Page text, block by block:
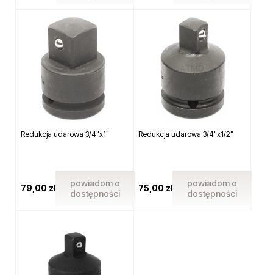
Redukcja udarowa 3/4"x1"
79,00 zł
powiadom o
dostępności
Redukcja udarowa 3/4"x1/2"
75,00 zł
powiadom o
dostępności